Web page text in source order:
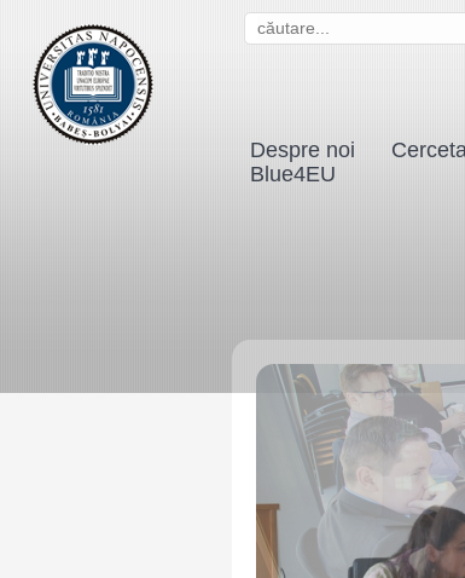
S
c
Despre noi
Blue4EU